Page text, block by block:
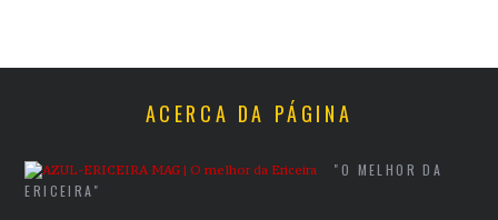
ACERCA DA PÁGINA
"O MELHOR DA
ERICEIRA"